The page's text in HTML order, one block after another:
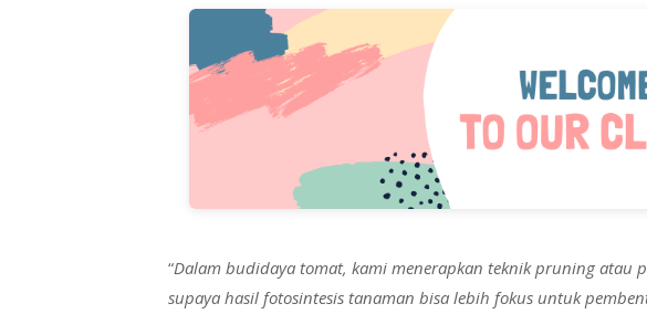
“Dalam budidaya tomat, kami menerapkan teknik pruning atau
supaya hasil fotosintesis tanaman bisa lebih fokus untuk